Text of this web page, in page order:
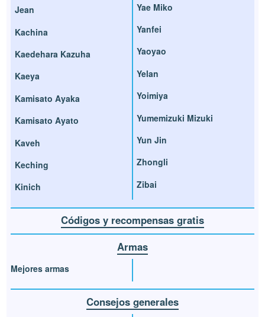
Jean
Kachina
Kaedehara Kazuha
Kaeya
Kamisato Ayaka
Kamisato Ayato
Kaveh
Keching
Kinich
Yae Miko
Yanfei
Yaoyao
Yelan
Yoimiya
Yumemizuki Mizuki
Yun Jin
Zhongli
Zibai
Códigos y recompensas gratis
Armas
Mejores armas
Consejos generales